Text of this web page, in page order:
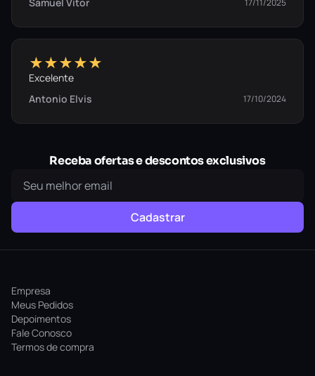
★★★★★
Excelente
Antonio Elvis
17/10/2024
Receba ofertas e descontos exclusivos
Cadastrar
Empresa
Meus Pedidos
Depoimentos
Fale Conosco
Termos de compra